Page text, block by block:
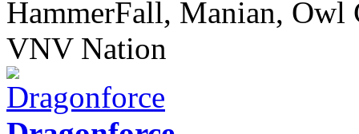
HammerFall, Manian, Owl
VNV Nation